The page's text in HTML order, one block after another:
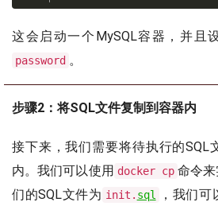
这会启动一个MySQL容器，并且
password 。
步骤2：将SQL文件复制到容器内
接下来，我们需要将待执行的SQL
内。我们可以使用 docker cp 命令
们的SQL文件为 init. sql
，我们